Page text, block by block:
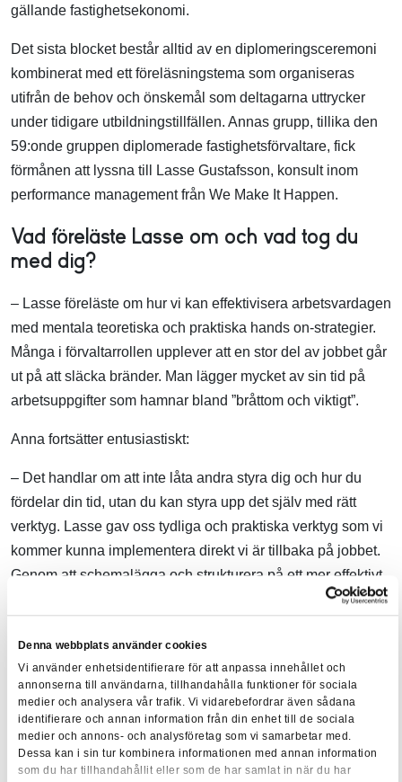
Denna webbplats använder cookies
Vi använder enhetsidentifierare för att anpassa innehållet och
annonserna till användarna, tillhandahålla funktioner för sociala
medier och analysera vår trafik. Vi vidarebefordrar även sådana
identifierare och annan information från din enhet till de sociala
medier och annons- och analysföretag som vi samarbetar med.
Dessa kan i sin tur kombinera informationen med annan information
som du har tillhandahållit eller som de har samlat in när du har
gällande fastighetsekonomi.
Det sista blocket består alltid av en diplomeringsceremoni
kombinerat med ett föreläsningstema som organiseras
utifrån de behov och önskemål som deltagarna uttrycker
under tidigare utbildningstillfällen. Annas grupp, tillika den
59:onde gruppen diplomerade fastighetsförvaltare, fick
förmånen att lyssna till Lasse Gustafsson, konsult inom
performance management från We Make It Happen.
Vad föreläste Lasse om och vad tog du
med dig?
– Lasse föreläste om hur vi kan effektivisera arbetsvardagen
med mentala teoretiska och praktiska hands on-strategier.
Många i förvaltarrollen upplever att en stor del av jobbet går
ut på att släcka bränder. Man lägger mycket av sin tid på
arbetsuppgifter som hamnar bland ”bråttom och viktigt”.
Anna fortsätter entusiastiskt:
– Det handlar om att inte låta andra styra dig och hur du
fördelar din tid, utan du kan styra upp det själv med rätt
verktyg. Lasse gav oss tydliga och praktiska verktyg som vi
kommer kunna implementera direkt vi är tillbaka på jobbet.
Genom att schemalägga och strukturera på ett mer effektivt
sätt kan man minska prokrastineringen och ta kommando
att börja använda mig av de här strategierna framöver!
Är du nyfiken på en heltäckande utbildning inom
fastighetsförvaltning för att utvecklas och ta ett steg
ytterligare i karriären? Läs då mer om utbildningen
Diplomerad fastighetsförvaltare – Kvalificerad